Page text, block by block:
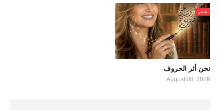
شعر
نحن أثر الحروف
August 08, 2026